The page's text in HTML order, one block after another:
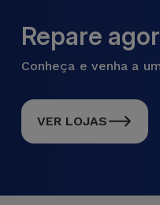
Repare
Conheça e venha a
VER LOJAS